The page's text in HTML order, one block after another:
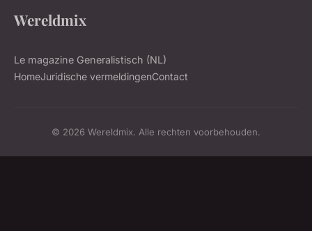
Wereldmix
Le magazine Generalistisch (NL)
HomeJuridische vermeldingenContact
© 2026 Wereldmix. Alle rechten voorbehouden.